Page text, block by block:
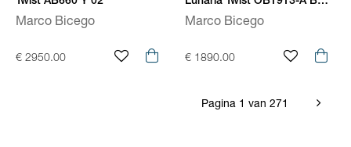
Marco Bicego
€ 2950.00
YW Q6
Marco Bicego
€ 1890.00
Pagina 1 van 271